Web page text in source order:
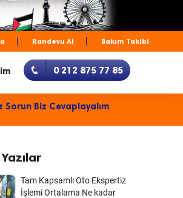
Randevu Al Bakım Takibi
0 212 875 77 85
Sorun Biz Cevaplayalım
Tam Kapsamlı Oto Ekspertiz
İşlemi Ortalama Ne kadar